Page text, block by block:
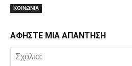
ΚΟΙΝΩΝΙΑ
ΑΦΗΣΤΕ ΜΙΑ ΑΠΑΝΤΗΣΗ